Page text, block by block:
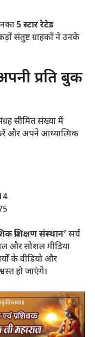
5 स्टार रेटेड
संतुष्ट ग्राहकों ने उनके
प्रति बुक
सीमित संख्या में
और अपने आध्यात्मिक
प्रशिक्षण संस्थान’ सर्च
और सोशल मीडिया
के वीडियो और
हो जाएंगे।